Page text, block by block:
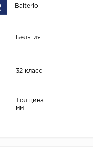
Balterio
Бельгия
32 класс
Толщина
мм